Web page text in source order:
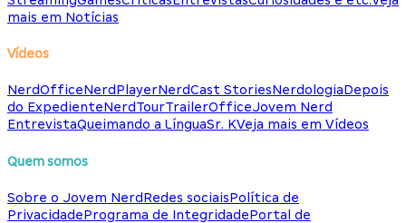
mais em Notícias
Vídeos
NerdOfficeNerdPlayerNerdCast StoriesNerdologiaDepois
do ExpedienteNerdTourTrailerOfficeJovem Nerd
EntrevistaQueimando a LínguaSr. KVeja mais em Vídeos
Quem somos
Sobre o Jovem NerdRedes sociaisPolítica de
PrivacidadePrograma de IntegridadePortal de